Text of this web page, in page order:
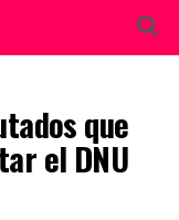
que
el DNU